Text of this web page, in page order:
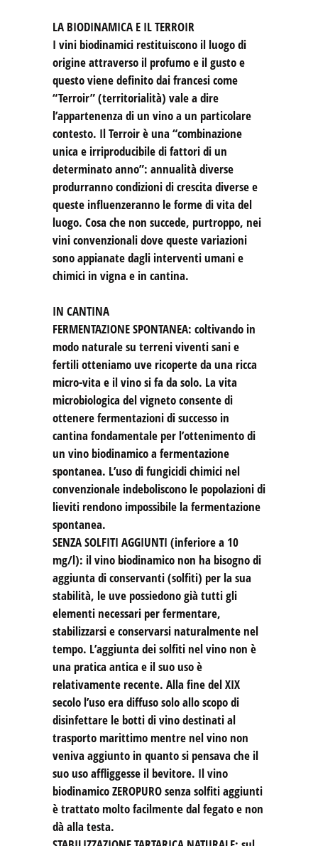
LA BIODINAMICA E IL TERROIR
I vini biodinamici restituiscono il luogo di
origine attraverso il profumo e il gusto e
questo viene definito dai francesi come
“Terroir” (territorialità) vale a dire
l’appartenenza di un vino a un particolare
contesto. Il Terroir è una “combinazione
unica e irriproducibile di fattori di un
determinato anno”: annualità diverse
produrranno condizioni di crescita diverse e
queste influenzeranno le forme di vita del
luogo. Cosa che non succede, purtroppo, nei
vini convenzionali dove queste variazioni
sono appianate dagli interventi umani e
chimici in vigna e in cantina.
IN CANTINA
FERMENTAZIONE SPONTANEA: coltivando in
modo naturale su terreni viventi sani e
fertili otteniamo uve ricoperte da una ricca
micro-vita e il vino si fa da solo. La vita
microbiologica del vigneto consente di
ottenere fermentazioni di successo in
cantina fondamentale per l’ottenimento di
un vino biodinamico a fermentazione
spontanea. L’uso di fungicidi chimici nel
convenzionale indeboliscono le popolazioni di
lieviti rendono impossibile la fermentazione
spontanea.
SENZA SOLFITI AGGIUNTI (inferiore a 10
mg/l): il vino biodinamico non ha bisogno di
aggiunta di conservanti (solfiti) per la sua
stabilità, le uve possiedono già tutti gli
elementi necessari per fermentare,
stabilizzarsi e conservarsi naturalmente nel
tempo. L’aggiunta dei solfiti nel vino non è
una pratica antica e il suo uso è
relativamente recente. Alla fine del XIX
secolo l’uso era diffuso solo allo scopo di
disinfettare le botti di vino destinati al
trasporto marittimo mentre nel vino non
veniva aggiunto in quanto si pensava che il
suo uso affliggesse il bevitore. Il vino
biodinamico ZEROPURO senza solfiti aggiunti
è trattato molto facilmente dal fegato e non
dà alla testa.